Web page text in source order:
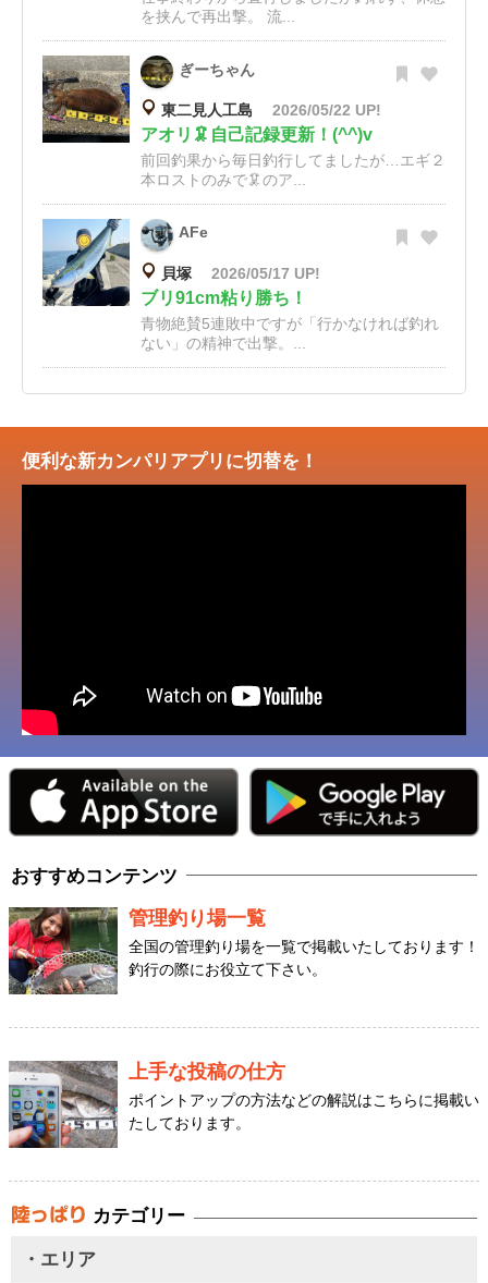
を挟んで再出撃。 流...
ぎーちゃん
東二見人工島 2026/05/22 UP!
アオリ🦑自己記録更新！(^^)v
前回釣果から毎日釣行してましたが…エギ２
本ロストのみで🦑のア...
AFe
貝塚 2026/05/17 UP!
ブリ91cm粘り勝ち！
青物絶賛5連敗中ですが「行かなければ釣れ
ない」の精神で出撃。...
便利な新カンパリアプリに切替を！
おすすめコンテンツ
管理釣り場一覧
全国の管理釣り場を一覧で掲載いたしております！
釣行の際にお役立て下さい。
上手な投稿の仕方
ポイントアップの方法などの解説はこちらに掲載い
たしております。
カテゴリー
・エリア